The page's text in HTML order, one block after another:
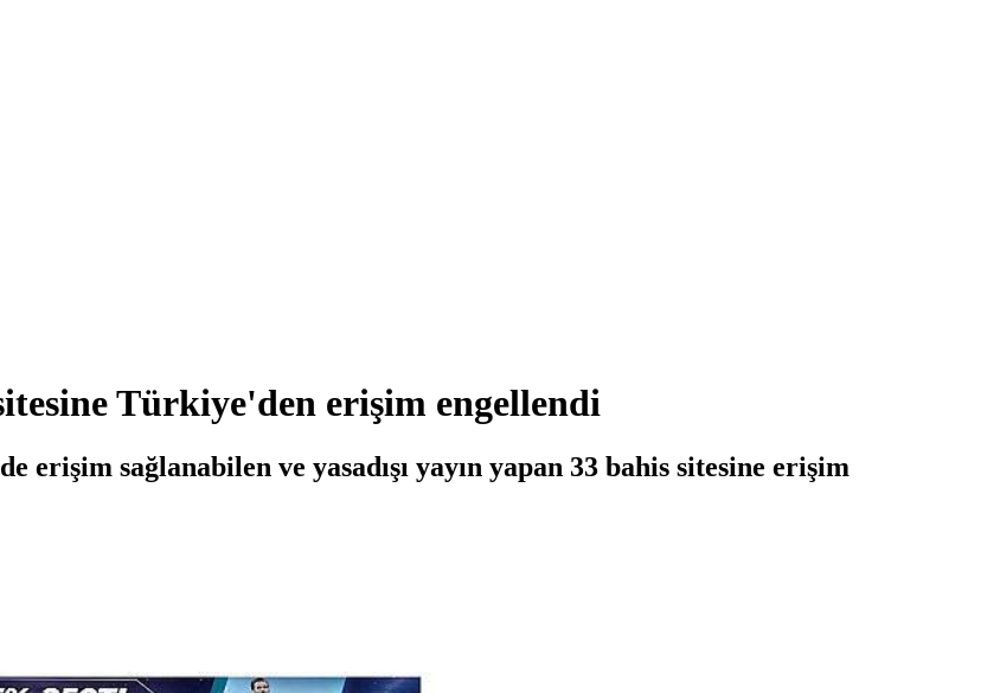
Türkiye'den erişim engellendi
sağlanabilen ve yasadışı yayın yapan 33 bahis sitesine erişim